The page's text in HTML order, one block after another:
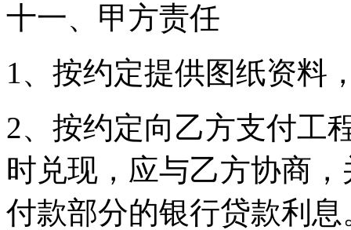
十一、甲方责任
1、按约定提供图纸资料
2、按约定向乙方支付工
时兑现，应与乙方协商
付款部分的银行贷款利息